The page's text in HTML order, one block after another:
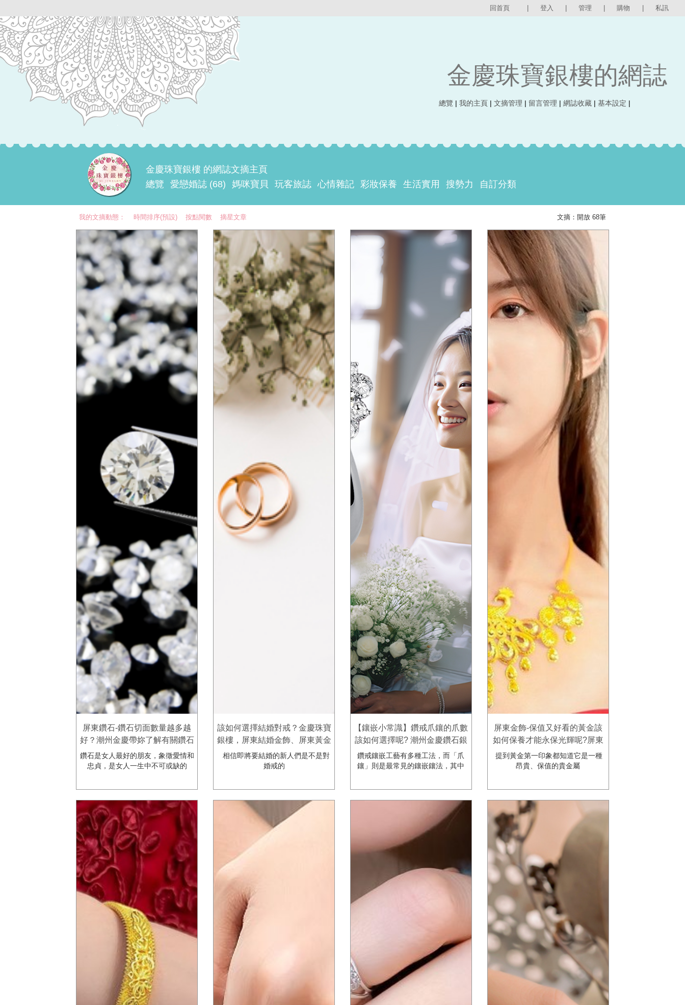
回首頁 登入 管理 購物 私訊
金慶珠寶銀樓的網誌
總覽 | 我的主頁 | 文摘管理 | 留言管理 | 網誌收藏 | 基本設定 |
金慶珠寶銀樓 的網誌文摘主頁
總覽
愛戀婚誌 (68) 媽咪寶貝 玩客旅誌 心情雜記 彩妝保養 生活實用 搜勢力 自訂分類
我的文摘動態： 時間排序(預設) 按點閱數 摘星文章 文摘：開放 68筆
屏東鑽石-鑽石切面數量越多越
好？潮州金慶帶妳了解有關鑽石
的小知識！屏東鑽石 屏東銀樓 -
網友口碑大推 - 潮州金慶珠寶銀
鑽石是女人最好的朋友，象徵愛情和
忠貞，是女人一生中不可或缺的
該如何選擇結婚對戒？金慶珠寶
銀樓，屏東結婚金飾、屏東黃金
結婚套組、屏東訂婚戒第一選
擇!!
相信即將要結婚的新人們是不是對
婚戒的
【鑲嵌小常識】鑽戒爪鑲的爪數
該如何選擇呢? 潮州金慶鑽石銀
樓
鑽戒鑲嵌工藝有多種工法，而「爪
鑲」則是最常見的鑲嵌鑲法，其中
屏東金飾-保值又好看的黃金該
如何保養才能永保光輝呢?屏東
潮州金慶珠寶銀樓-屏東鑽石 ,屏
東黃金第一選擇。
提到黃金第一印象都知道它是一種
昂貴、保值的貴金屬